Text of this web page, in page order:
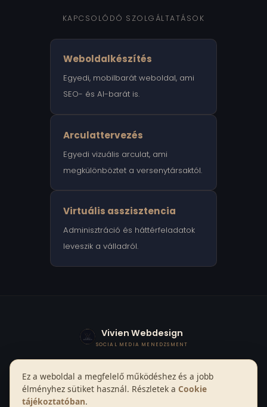
KAPCSOLÓDÓ SZOLGÁLTATÁSOK
Weboldalkészítés
Egyedi, mobilbarát weboldal, ami
SEO- és AI-barát is.
Arculattervezés
Egyedi vizuális arculat, ami
megkülönböztet a versenytársaktól.
Virtuális asszisztencia
Adminisztráció és háttérfeladatok
leveszik a válladról.
Vivien Webdesign
SOCIAL MEDIA MENEDZSMENT
Social media menedzsmentVirtuális asszisztencia
Digitális termékekKapcsolat
Ez a weboldal a megfelelő működéshez és a jobb
élményhez sütiket használ. Részletek a Cookie
tájékoztatóban.